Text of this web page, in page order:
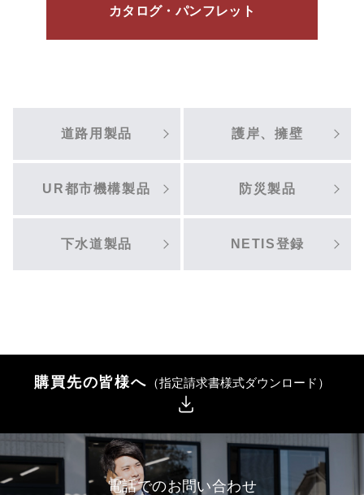
カタログ・パンフレット
道路用製品 護岸、擁壁
UR都市機構製品 防災製品
下水道製品 NETIS登録
購買先の皆様へ （指定請求書様式ダウンロード）
電話でのお問い合わせ